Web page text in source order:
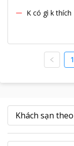
K có gì k thích
1